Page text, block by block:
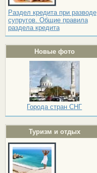
Раздел кредита при разводе
супругов. Общие правила
раздела кредита
Новые фото
Города стран СНГ
Туризм и отдых